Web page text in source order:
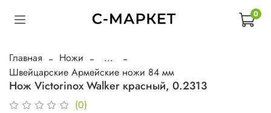
0
Главная Ножи
...
Швейцарские Армейские ножи 84 мм
Нож Victorinox Walker красный, 0.2313
(0)